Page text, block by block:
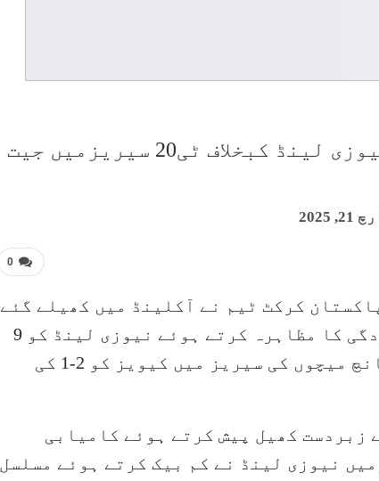
پاکستان کی شاندار واپسی، نیوزی لینڈ کبخلاف ٹی20 سیریزمیں جیت
2025
0
کرکٹ ٹیم نے آکلینڈ میں کھیلے گئے
تیسرے ٹی20 میچ میں شاندار کارکردگی کا مظاہرہ کرتے ہوئے نیوزی لینڈ کو 9
وکٹوں سے شکست دے دی، جس کے بعد پانچ میچوں کی سیریز میں کیویز کو 2-1 کی
زبردست کھیل پیش کرتے ہوئے کامیابی
نیوزی لینڈ نے کم بیک کرتے ہوئے مسلسل